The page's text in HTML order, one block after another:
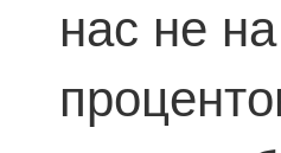
нас не